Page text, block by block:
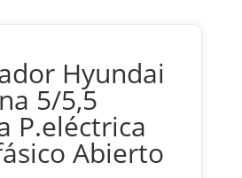
Hyundai
5/5,5
P.eléctrica
Abierto